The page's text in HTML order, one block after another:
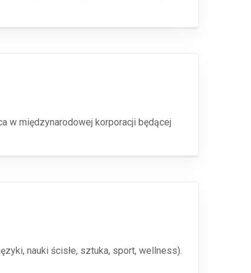
w międzynarodowej korporacji będącej
nauki ścisłe, sztuka, sport, wellness).